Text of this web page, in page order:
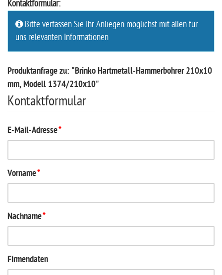
Kontaktformular:
Bitte verfassen Sie Ihr Anliegen möglichst mit allen für
uns relevanten Informationen
Produktanfrage zu: "Brinko Hartmetall-Hammerbohrer 210x10
mm, Modell 1374/210x10"
Kontaktformular
E-Mail-Adresse*
Vorname*
Nachname*
Firmendaten